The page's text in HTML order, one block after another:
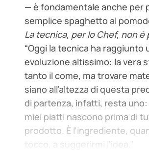
— è fondamentale anche per
semplice spaghetto al
La tecnica, per lo Chef, non è
“Oggi la tecnica ha raggiunto
evoluzione altissimo: la vera
tanto il come, ma trovare
siano all’altezza di questa
di partenza, infatti, resta uno:
miei piatti nascono prima di
prodotto. È l’ingrediente,
tocco, a suggerirmi l’idea.”